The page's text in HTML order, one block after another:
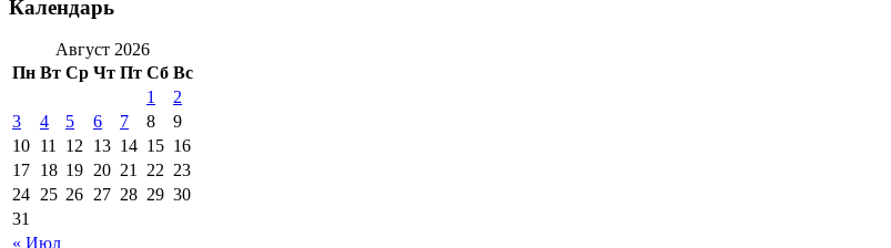
Календарь
Август 2026
Пн Вт Ср Чт Пт Сб Вс
« Июл
1
2
3
4 5 6 7 8
9
10 11 12 13 14 15 16
17 18 19 20 21 22 23
24 25 26 27 28 29 30
31